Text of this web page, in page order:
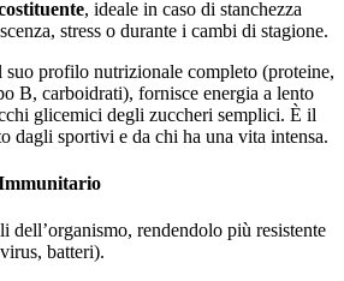
, ideale in caso di stanchezza
stress o durante i cambi di stagione.
suo profilo nutrizionale completo (proteine,
B, carboidrati), fornisce energia a lento
glicemici degli zuccheri semplici. È il
dagli sportivi e da chi ha una vita intensa.
Immunitario
dell’organismo, rendendolo più resistente
batteri).